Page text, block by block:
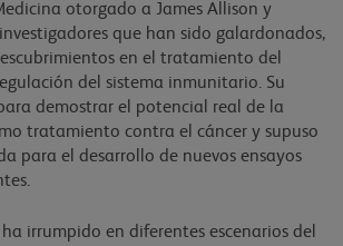
otorgado a James Allison y
investigadores que han sido galardonados,
en el tratamiento del
del sistema inmunitario. Su
demostrar el potencial real de la
tratamiento contra el cáncer y supuso
para el desarrollo de nuevos ensayos
irrumpido en diferentes escenarios del